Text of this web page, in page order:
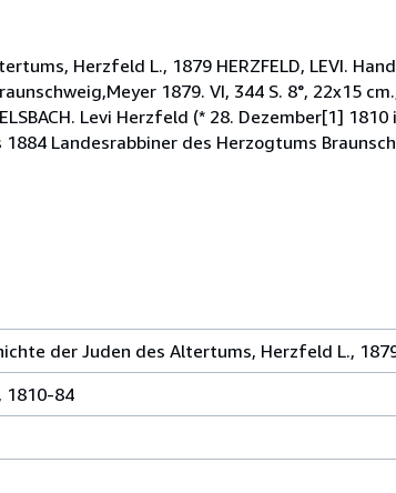
Herzfeld L., 1879 HERZFELD, LEVI.
1879. VI, 344 S. 8°, 22x15
Levi Herzfeld (* 28. Dezember[1]
Landesrabbiner des Herzogtums
der Juden des Altertums, Herzfeld L.,
1810-84